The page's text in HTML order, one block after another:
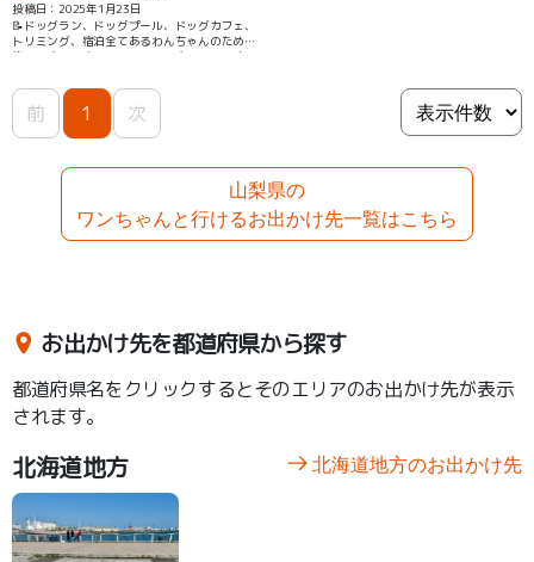
投稿日：2025年1月23日
📝ドッグラン、ドッグプール、ドッグカフェ、
トリミング、宿泊全てあるわんちゃんのための
施設です わんちゃんファーストなのでわんちゃ
前 1 次
山梨県の
ワンちゃんと行けるお出かけ先一覧はこちら
お出かけ先を都道府県から探す
都道府県名をクリックするとそのエリアのお出かけ先が表示
されます。
北海道地方 北海道地方のお出かけ先